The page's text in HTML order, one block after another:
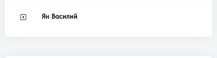
Ян Василий